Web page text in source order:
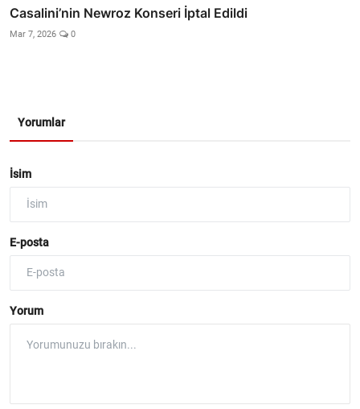
Casalini’nin Newroz Konseri İptal Edildi
Mar 7, 2026 0
Yorumlar
İsim
E-posta
Yorum